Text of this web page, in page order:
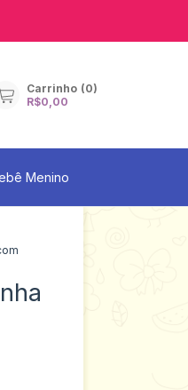
Carrinho (0)
R$0,00
Menino